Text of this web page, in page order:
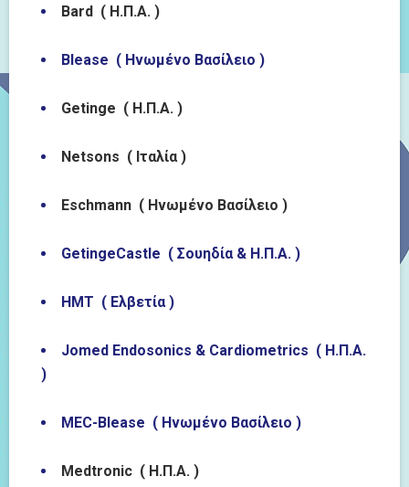
Bard ( Η.Π.Α. )
Blease ( Ηνωμένο Βασίλειο )
Getinge ( Η.Π.Α. )
Netsons ( Ιταλία )
Eschmann ( Ηνωμένο Βασίλειο )
GetingeCastle ( Σουηδία & Η.Π.Α. )
HMT ( Ελβετία)
Jomed Endosonics & Cardiometrics ( Η.Π.Α.
)
MEC-Blease ( Ηνωμένο Βασίλειο )
Medtronic ( Η.Π.Α. )